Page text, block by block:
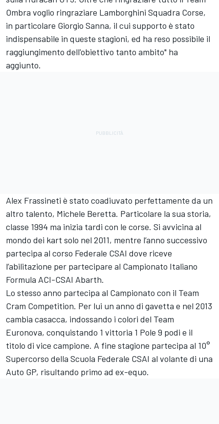
Ombra voglio ringraziare Lamborghini Squadra Corse,
in particolare Giorgio Sanna, il cui supporto è stato
indispensabile in queste stagioni, ed ha reso possibile il
raggiungimento dell'obiettivo tanto ambito" ha
aggiunto.
Alex Frassineti è stato coadiuvato perfettamente da un
altro talento, Michele Beretta. Particolare la sua storia,
classe 1994 ma inizia tardi con le corse. Si avvicina al
mondo dei kart solo nel 2011, mentre l’anno successivo
partecipa al corso Federale CSAI dove riceve
l’abilitazione per partecipare al Campionato Italiano
Formula ACI-CSAI Abarth.
Lo stesso anno partecipa al Campionato con il Team
Cram Competition. Per lui un anno di gavetta e nel 2013
cambia casacca, indossando i colori del Team
Euronova, conquistando 1 vittoria 1 Pole 9 podi e il
titolo di vice campione. A fine stagione partecipa al 10°
Supercorso della Scuola Federale CSAI al volante di una
Auto GP, risultando primo ad ex-equo.